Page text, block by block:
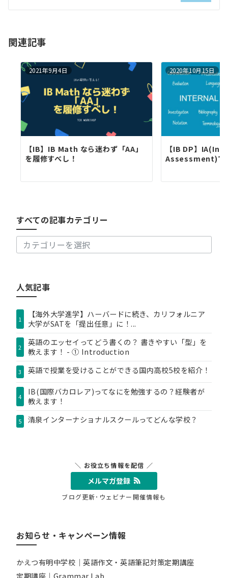
シ
ン
関連記事
2021年9月4日
【IB】IB Math なら迷わず「AA」
を履修すべし！
2020年10月15日
【IB DP】
Assessment)で
すべての記事カテゴリー
す
記
事
ー
人気記事
1
【海外大学進学】ハーバードに続き、カリフォルニア
大学がSATを「提出任意」に！...
2
英語のエッセイってどう書くの？ 書きやすい「型」を
教えます！ - ① Introduction
3 英語で授業を受けることができる国内高校5校を紹介！
4
IB(国際バカロレア)ってなにを勉強するの？経験者が
教えます！
5 清泉インターナショナルスクールってどんな学校？
＼ お役立ち情報を配信 ／
メルマガ登録
ブログ更新･ウェビナー開催情報も
お知らせ・キャンペーン情報
かえつ有明中学校｜英語作文・英語筆記対策定期講座